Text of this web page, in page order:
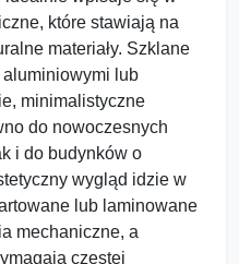
które stawiają na
materiały. Szklane
lub
minimalistyczne
do nowoczesnych
i do budynków o
wygląd idzie w
lub laminowane
mechaniczne, a
częstej